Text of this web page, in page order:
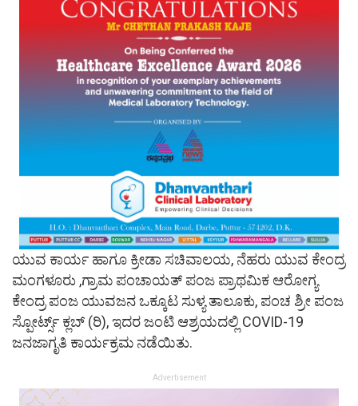
ಯುವ ಕಾರ್ಯ ಹಾಗೂ ಕ್ರೀಡಾ ಸಚಿವಾಲಯ, ನೆಹರು ಯುವ ಕೇಂದ್ರ
ಮಂಗಳೂರು ,ಗ್ರಾಮ ಪಂಚಾಯತ್ ಪಂಜ ಪ್ರಾಥಮಿಕ ಆರೋಗ್ಯ
ಕೇಂದ್ರ ಪಂಜ‌ ಯುವಜನ ಒಕ್ಕೂಟ ಸುಳ್ಯ ತಾಲೂಕು, ಪಂಚ ಶ್ರೀ ಪಂಜ
ಸ್ಪೋರ್ಟ್ಸ್ ಕ್ಲಬ್ (ರಿ), ಇದರ ಜಂಟಿ ಆಶ್ರಯದಲ್ಲಿ COVID-19
ಜನಜಾಗೃತಿ ಕಾರ್ಯಕ್ರಮ ನಡೆಯಿತು.
Advertisement